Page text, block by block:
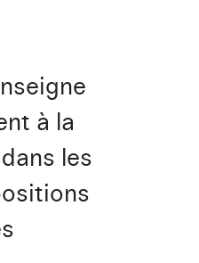
à la
les